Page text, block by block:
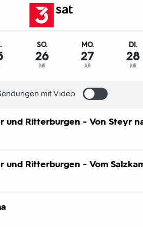
SO.
26
Juli
MO.
27
Juli
DI.
28
Juli
mit Video
und Ritterburgen - Von Steyr
in Oberösterreich gibt es
geblieben ist – doch lohnt sich der
und Ritterburgen - Vom
oder als schauriges Kriminalmuseum
bis ins Kremstal sind